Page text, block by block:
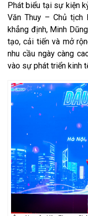
Phát biểu tại sự kiện
Văn Thuy – Chủ tịch
khẳng định, Minh
tạo, cải tiến và mở
nhu cầu ngày càng
vào sự phát triển kinh